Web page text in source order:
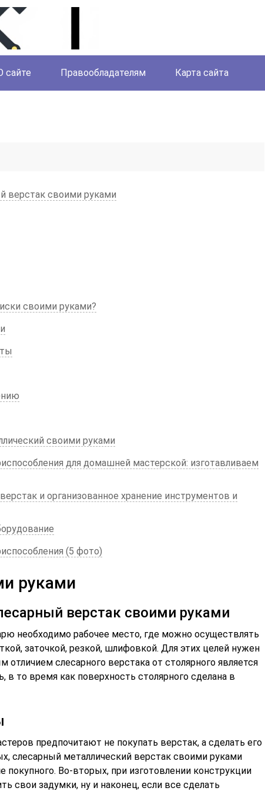
сайте Правообладателям Карта сайта
верстак своими руками
своими руками?
своими руками
для домашней мастерской: изготавливаем
и организованное хранение инструментов и
(5 фото)
руками
верстак своими руками
необходимо рабочее место, где можно осуществлять
заточкой, резкой, шлифовкой. Для этих целей нужен
отличием слесарного верстака от столярного является
в то время как поверхность столярного сделана в
предпочитают не покупать верстак, а сделать его
слесарный металлический верстак своими руками
покупного. Во-вторых, при изготовлении конструкции
свои задумки, ну и наконец, если все сделать